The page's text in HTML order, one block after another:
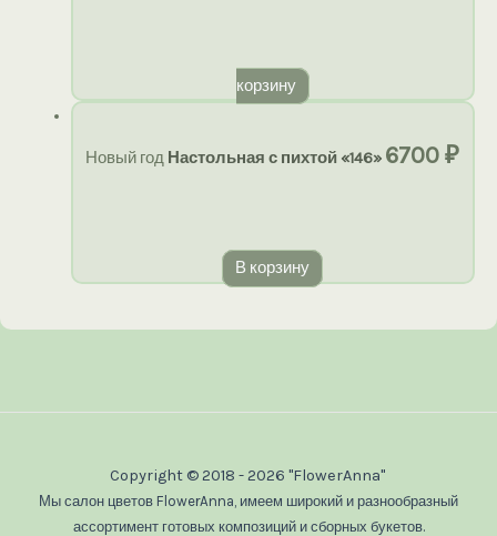
корзину
Новый год Настольная с пихтой «146» 6700₽
В корзину
Copyright © 2018 - 2026 "FlowerAnna"
Мы салон цветов FlowerAnna, имеем широкий и разнообразный
ассортимент готовых композиций и сборных букетов.